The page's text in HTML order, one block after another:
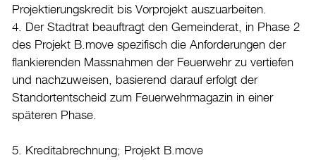
Projektierungskredit bis Vorprojekt auszuarbeiten.
4. Der Stadtrat beauftragt den Gemeinderat, in Phase 2
des Projekt B.move spezifisch die Anforderungen der
flankierenden Massnahmen der Feuerwehr zu vertiefen
und nachzuweisen, basierend darauf erfolgt der
Standortentscheid zum Feuerwehrmagazin in einer
späteren Phase.
5. Kreditabrechnung; Projekt B.move